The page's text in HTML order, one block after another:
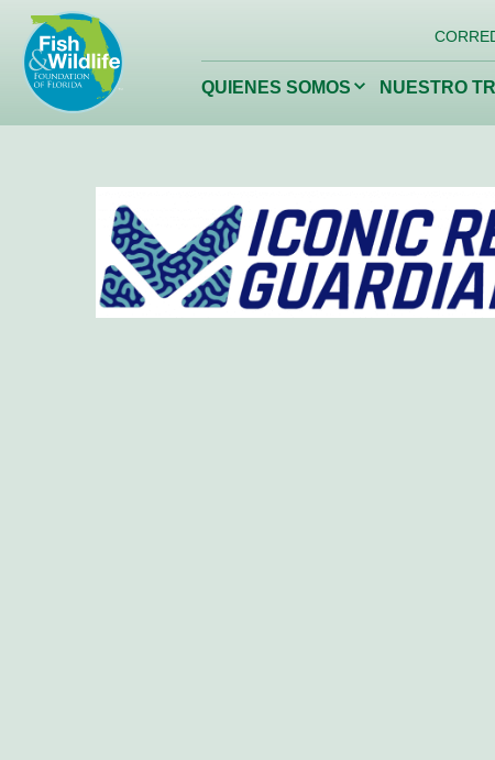
Logotipo
del
encabezado
QUIENES SOMOS Haga
alternar
NUESTRO
Conservación de
la vida silvestre de
Florida
nuestros
Fundación de Vida Silvestre